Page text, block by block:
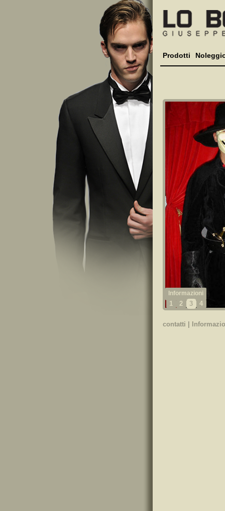
Prodotti
1 2 3 4
contatti